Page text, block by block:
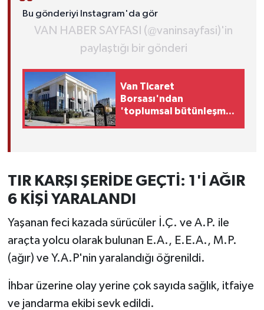
Bu gönderiyi Instagram'da gör
VAN HABER SAYFASI (@vaninsayfasi)'in
paylaştığı bir gönderi
Van Ticaret
Borsası'ndan
'toplumsal bütünleşme'
TIR KARŞI ŞERİDE GEÇTİ: 1'İ AĞIR
6 KİŞİ YARALANDI
Yaşanan feci kazada sürücüler İ.Ç. ve A.P. ile
araçta yolcu olarak bulunan E.A., E.E.A., M.P.
(ağır) ve Y.A.P'nin yaralandığı öğrenildi.
İhbar üzerine olay yerine çok sayıda sağlık, itfaiye
ve jandarma ekibi sevk edildi.